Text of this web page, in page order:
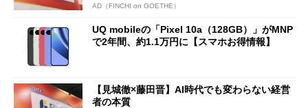
AD（FINCHI on GOETHE）
UQ mobileの「Pixel 10a（128GB）」がMNP
で2年間、約1.1万円に【スマホお得情報】
【見城徹×藤田晋】AI時代でも変わらない経営
者の本質